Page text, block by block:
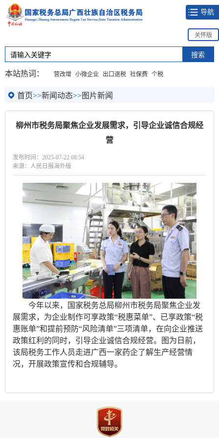
导航
关怀版
本站热词： 营改增 小微企业 出口退税 社保费 个税
首页>>新闻动态>>图片新闻
柳州市税务局聚焦企业发展需求，引导企业诚信合规经
营
发布时间：2025-07-22 08:54
来源：人民日报海外版
今年以来，国家税务总局柳州市税务局聚焦企业发
展需求，为企业制作可享政策“税惠菜单”、已享政策“税
惠账单”和提前预防“风险清单”三项清单，在向企业推送
政策红利的同时，引导企业诚信合规经营。图为日前，
该局税务工作人员走进广西一家药企了解生产经营情
况，开展政策宣传和合规辅导。